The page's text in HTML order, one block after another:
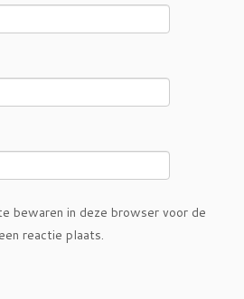
bewaren in deze browser voor de
reactie plaats.